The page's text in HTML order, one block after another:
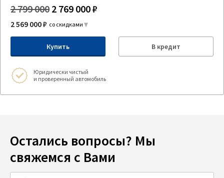
2 799 000 2 769 000 ₽
2 569 000 ₽ со скидками
Купить В кредит
Юридически чистый
и проверенный автомобиль
Остались вопросы? Мы
свяжемся с Вами